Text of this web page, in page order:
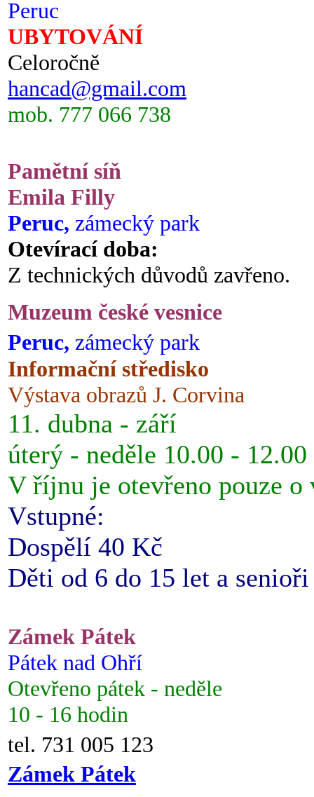
Peruc
UBYTOVÁNÍ
Celoročně
hancad@gmail.com
mob. 777 066 738
Pamětní síň
Emila Filly
Peruc, zámecký park
Otevírací doba:
Z technických důvodů zavřeno.
Muzeum české vesnice
Peruc, zámecký park
Informační středisko
Výstava obrazů J. Corvina
11. dubna - září
úterý - neděle 10.00 -
V říjnu je otevřeno pouze o
Vstupné:
Dospělí 40 Kč
Děti od 6 do 15 let a
Zámek Pátek
Pátek nad Ohří
Otevřeno pátek - neděle
10 - 16 hodin
tel. 731 005 123
Zámek Pátek